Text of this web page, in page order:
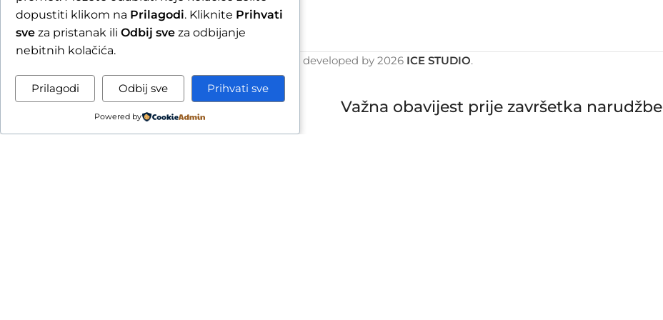
Izjava o sigurnosti online plaćanja
Izjava o konverziji
- developed by 2026 ICE STUDIO.
Važna obavijest prije završetka narudžbe
dopustiti klikom na Prilagodi. Kliknite Prihvati
sve za pristanak ili Odbij sve za odbijanje
nebitnih kolačića.
Prilagodi Odbij sve Prihvati sve
Powered by